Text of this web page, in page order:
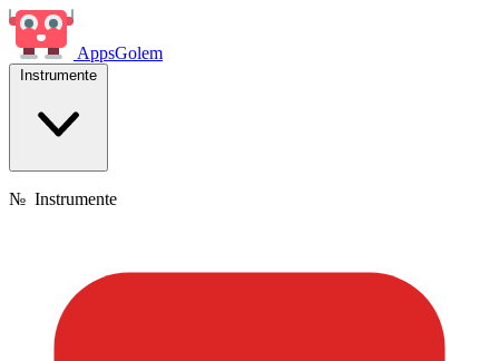
AppsGolem
Instrumente
№ Instrumente